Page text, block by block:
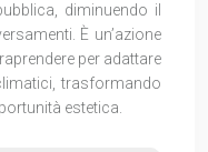
diminuendo il
È un’azione
per adattare
trasformando
estetica.